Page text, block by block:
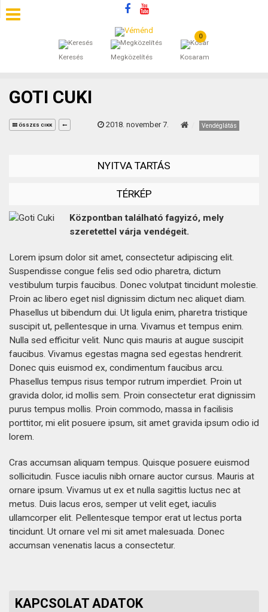
Keresés Megközelítés
0
Kosaram
SZÁLLÁSOK
ÁLTALÁNOS SZERZŐDÉSI FELTÉTELEK
GOTI CUKI
ÖSSZES CIKK 2018. november 7. Vendéglátás
NYITVA TARTÁS
TÉRKÉP
Központban található fagyizó, mely
szeretettel várja vendégeit.
Lorem ipsum dolor sit amet, consectetur adipiscing elit.
Suspendisse congue felis sed odio pharetra, dictum
vestibulum turpis faucibus. Donec volutpat tincidunt molestie.
Proin ac libero eget nisl dignissim dictum nec aliquet diam.
Phasellus ut bibendum dui. Ut ligula enim, pharetra tristique
suscipit ut, pellentesque in urna. Vivamus et tempus enim.
Nulla sed efficitur velit. Nunc quis mauris at augue suscipit
faucibus. Vivamus egestas magna sed egestas hendrerit.
Donec quis euismod ex, condimentum faucibus arcu.
Phasellus tempus risus tempor rutrum imperdiet. Proin ut
gravida dolor, id mollis sem. Proin consectetur erat dignissim
purus tempus mollis. Proin commodo, massa in facilisis
porttitor, mi elit posuere ipsum, sit amet gravida ipsum odio id
lorem.
Cras accumsan aliquam tempus. Quisque posuere euismod
sollicitudin. Fusce iaculis nibh ornare auctor cursus. Mauris at
ornare ipsum. Vivamus ut ex et nulla sagittis luctus nec at
metus. Duis lacus eros, semper ut velit eget, iaculis
ullamcorper elit. Pellentesque tempor erat ut lectus porta
tincidunt. Ut ornare vel mi sit amet malesuada. Donec
accumsan venenatis lacus a consectetur.
KAPCSOLAT ADATOK